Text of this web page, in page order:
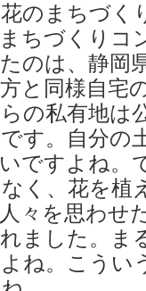
のまちづく
ちづくりコ
のは、静岡
と同様自宅
の私有地は
す。自分の
ですよね。
く、花を植
々を思わせ
ました。ま
ね。こうい